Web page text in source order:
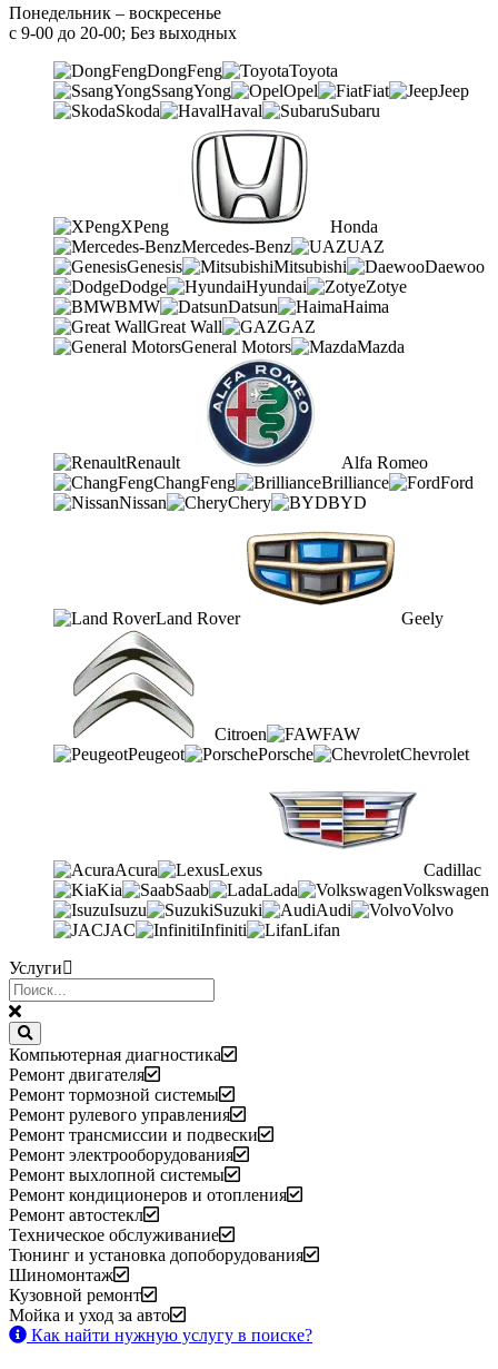
Понедельник – воскресенье
с 9-00 до 20-00; Без выходных
DongFeng
Toyota
SsangYong
Opel Fiat
Jeep
Skoda
Haval Subaru
XPeng
Honda
Mercedes-Benz
UAZ
Genesis
Mitsubishi
Daewoo
Dodge
Hyundai
Zotye
BMW
Datsun
Haima
Great Wall
GAZ
General Motors
Mazda
Renault
Alfa Romeo
ChangFeng
Brilliance
Ford
Nissan
Chery BYD
Land Rover Geely
Citroen
FAW
Peugeot
Porsche Chevrolet
Acura Lexus
Cadillac
Kia
Saab Lada
Volkswagen
Isuzu
Suzuki Audi
Volvo
JAC
Infiniti
Lifan
Услуги
Компьютерная диагностика
Ремонт двигателя
Ремонт тормозной системы
Ремонт рулевого управления
Ремонт трансмиссии и подвески
Ремонт электрооборудования
Ремонт выхлопной системы
Ремонт кондиционеров и отопления
Ремонт автостекл
Техническое обслуживание
Тюнинг и установка допоборудования
Шиномонтаж
Кузовной ремонт
Мойка и уход за авто
Как найти нужную услугу в поиске?